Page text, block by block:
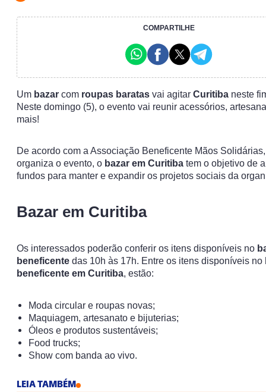
COMPARTILHE
Um bazar com roupas baratas vai agitar Curitiba neste
Neste domingo (5), o evento vai reunir acessórios,
mais!
De acordo com a Associação Beneficente Mãos
organiza o evento, o bazar em Curitiba tem o objetivo de
fundos para manter e expandir os projetos sociais da
Bazar em Curitiba
Os interessados poderão conferir os itens disponíveis no
beneficente das 10h às 17h. Entre os itens disponíveis no
beneficente em Curitiba, estão:
Moda circular e roupas novas;
Maquiagem, artesanato e bijuterias;
Óleos e produtos sustentáveis;
Food trucks;
Show com banda ao vivo.
LEIA TAMBÉM